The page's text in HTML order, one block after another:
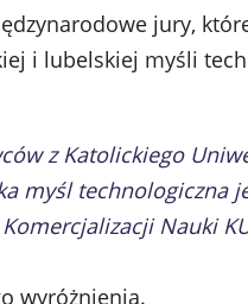
jury,
i lubelskiej myśli
z Katolickiego
myśl technologiczna
Nauki
wyróżnienia.